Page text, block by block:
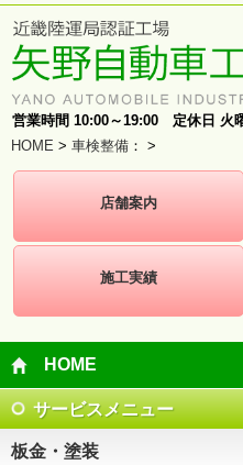
営業時間 10:00～19:00 定休日 火
HOME > 車検整備 ： >
店舗案内
施工実績
HOME
サービスメニュー
板金・塗装